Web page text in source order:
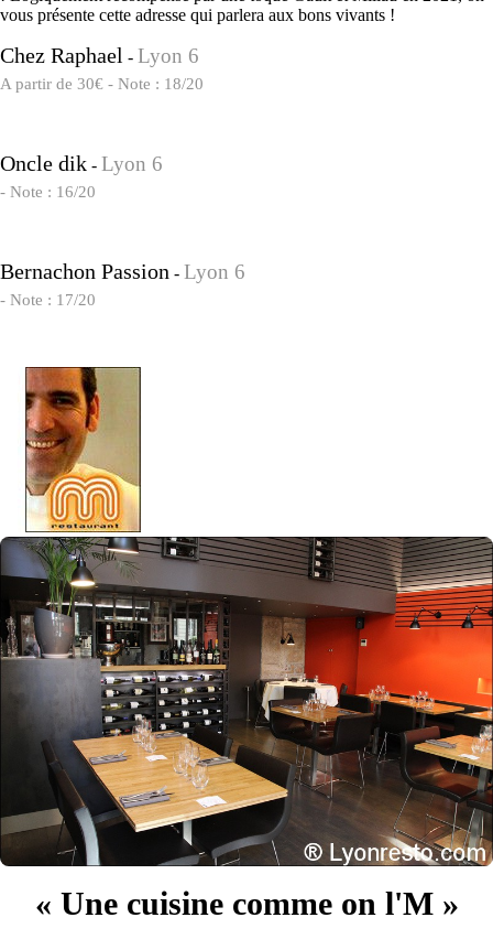
vous présente cette adresse qui parlera aux bons vivants !
Chez Raphael - Lyon 6
A partir de 30€ - Note : 18/20
Oncle dik - Lyon 6
- Note : 16/20
Bernachon Passion - Lyon 6
- Note : 17/20
« Une cuisine comme on l'M »